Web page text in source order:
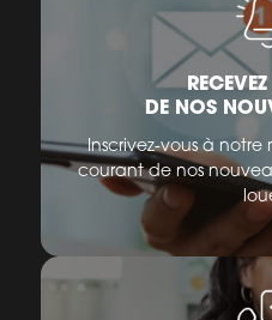
DE NOS
Inscrivez-vous à notre
courant de nos